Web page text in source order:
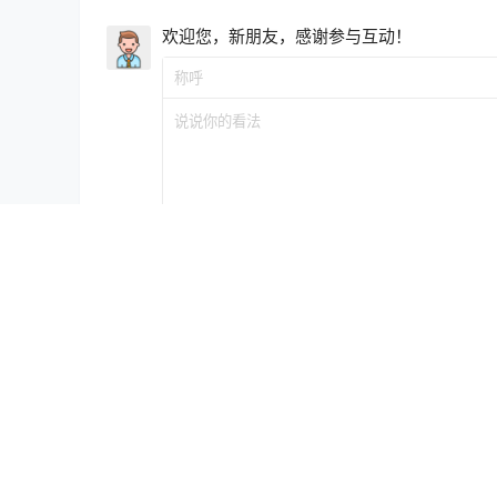
欢迎您，新朋友，感谢参与互动！